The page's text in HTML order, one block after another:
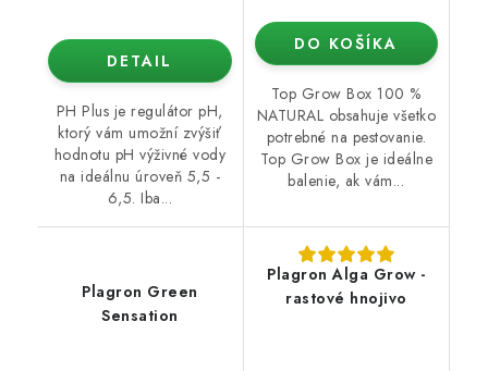
DETAIL
PH Plus je regulátor pH,
ktorý vám umožní zvýšiť
hodnotu pH výživné vody
na ideálnu úroveň 5,5 -
6,5. Iba...
DO KOŠÍKA
Top Grow Box 100 %
NATURAL obsahuje všetko
potrebné na pestovanie.
Top Grow Box je ideálne
balenie, ak vám...
Plagron Green
Sensation
Plagron Alga Grow -
rastové hnojivo